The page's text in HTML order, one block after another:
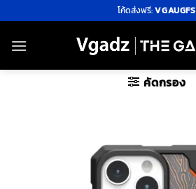
ไป
ยัง
โค้ดส่งฟรี:VGAUGFS
คัดกรอง